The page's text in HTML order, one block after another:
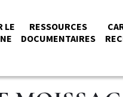
LE
RESSOURCES
DOCUMENTAIRES